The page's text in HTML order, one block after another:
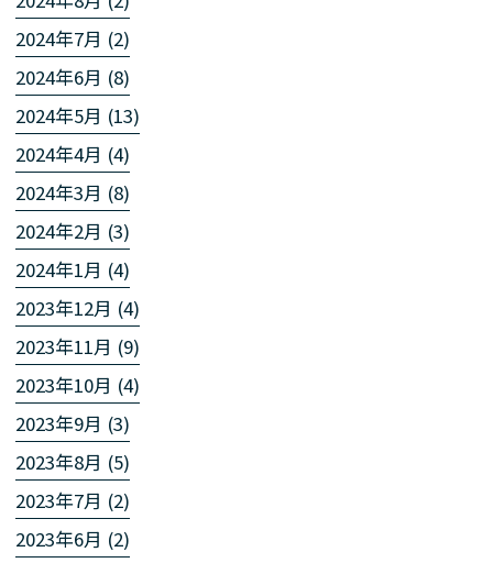
2024年7月 (2)
2024年6月 (8)
2024年5月 (13)
2024年4月 (4)
2024年3月 (8)
2024年2月 (3)
2024年1月 (4)
2023年12月 (4)
2023年11月 (9)
2023年10月 (4)
2023年9月 (3)
2023年8月 (5)
2023年7月 (2)
2023年6月 (2)